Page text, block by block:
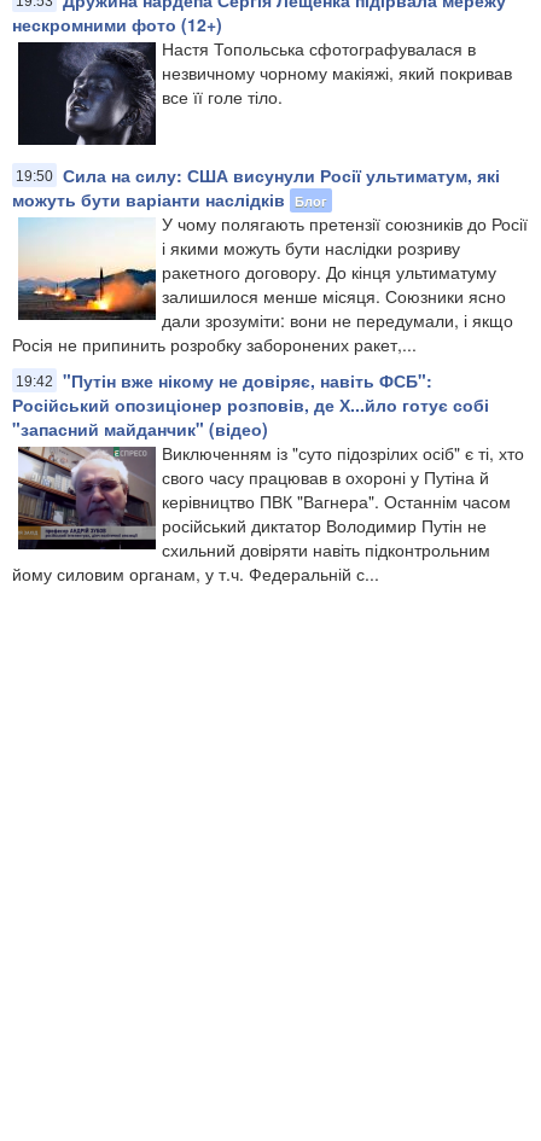
нескромними фото (12+)
Настя Топольська сфотографувалася в
незвичному чорному макіяжі, який покривав
все її голе тіло.
19:50 Сила на силу: США висунули Росії ультиматум, які
можуть бути варіанти наслідків
Блог
У чому полягають претензії союзників до Росії
і якими можуть бути наслідки розриву
ракетного договору. До кінця ультиматуму
залишилося менше місяця. Союзники ясно
дали зрозуміти: вони не передумали, і якщо
Росія не припинить розробку заборонених ракет,...
19:42
"Путін вже нікому не довіряє, навіть ФСБ":
Російський опозиціонер розповів, де Х...йло готує собі
"запасний майданчик" (відео)
Виключенням із "суто підозрілих осіб" є ті, хто
свого часу працював в охороні у Путіна й
керівництво ПВК "Вагнера". Останнім часом
російський диктатор Володимир Путін не
схильний довіряти навіть підконтрольним
йому силовим органам, у т.ч. Федеральній с...